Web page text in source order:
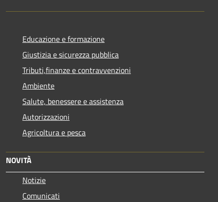
Educazione e formazione
Giustizia e sicurezza pubblica
Tributi,finanze e contravvenzioni
Ambiente
Salute, benessere e assistenza
Autorizzazioni
Agricoltura e pesca
NOVITÀ
Notizie
Comunicati